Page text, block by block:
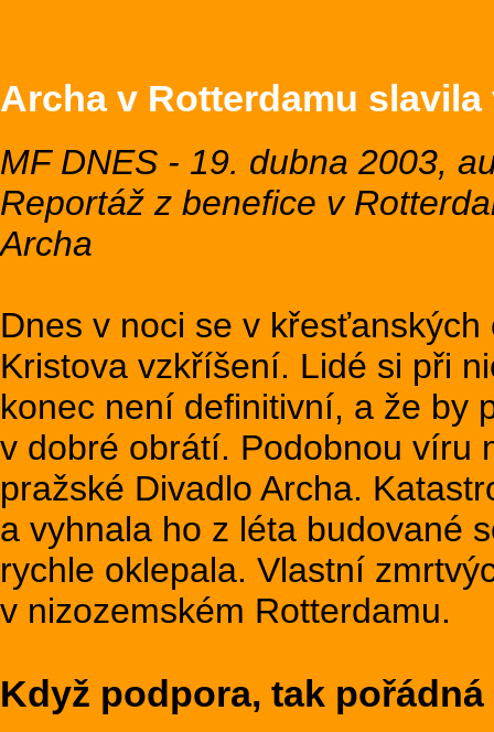
Archa v Rotterdamu
MF DNES - 19. dubna 2003,
Reportáž z benefice v
Archa
Dnes v noci se v
Kristova vzkříšení. Lidé si při
konec není definitivní, a že by
v dobré obrátí. Podobnou víru
pražské Divadlo Archa.
a vyhnala ho z léta budované
rychle oklepala. Vlastní
v nizozemském Rotterdamu.
Když podpora, tak pořádná